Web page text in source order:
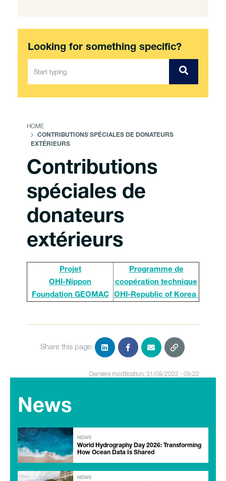
Looking for something specific?
HOME
CONTRIBUTIONS SPÉCIALES DE DONATEURS
EXTÉRIEURS
Contributions
spéciales de
donateurs
extérieurs
Projet
OHI-Nippon
Foundation GEOMAC
Programme de
coopération technique
OHI-Republic of Korea
Share this page:
Dernière modification: 31/08/2022 - 09:22
News
NEWS
World Hydrography Day 2026: Transforming
How Ocean Data Is Shared
NEWS